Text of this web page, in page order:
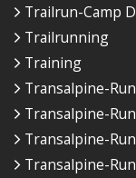
Trailrun-Camp
Trailrunning
Training
Transalpine-
Transalpine-
Transalpine-
Transalpine-